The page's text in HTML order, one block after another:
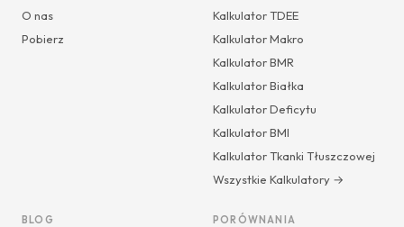
O nas
Pobierz
Kalkulator TDEE
Kalkulator Makro
Kalkulator BMR
Kalkulator Białka
Kalkulator Deficytu
Kalkulator BMI
Kalkulator Tkanki Tłuszczowej
Wszystkie Kalkulatory →
BLOG PORÓWNANIA